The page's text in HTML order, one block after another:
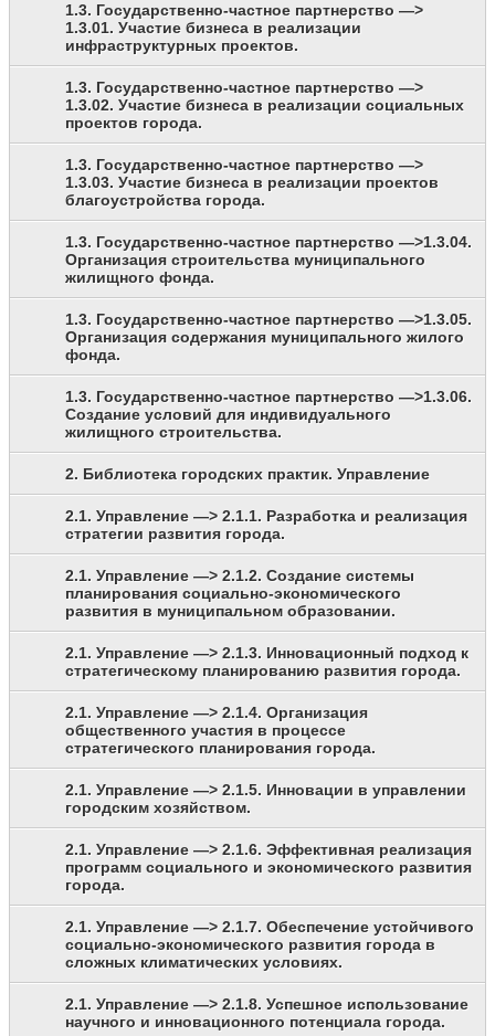
1.3. Государственно-частное партнерство —>
1.3.01. Участие бизнеса в реализации
инфраструктурных проектов.
1.3. Государственно-частное партнерство —>
1.3.02. Участие бизнеса в реализации социальных
проектов города.
1.3. Государственно-частное партнерство —>
1.3.03. Участие бизнеса в реализации проектов
благоустройства города.
1.3. Государственно-частное партнерство —>1.3.04.
Организация строительства муниципального
жилищного фонда.
1.3. Государственно-частное партнерство —>1.3.05.
Организация содержания муниципального жилого
фонда.
1.3. Государственно-частное партнерство —>1.3.06.
Создание условий для индивидуального
жилищного строительства.
2. Библиотека городских практик. Управление
2.1. Управление —> 2.1.1. Разработка и реализация
стратегии развития города.
2.1. Управление —> 2.1.2. Создание системы
планирования социально-экономического
развития в муниципальном образовании.
2.1. Управление —> 2.1.3. Инновационный подход к
стратегическому планированию развития города.
2.1. Управление —> 2.1.4. Организация
общественного участия в процессе
стратегического планирования города.
2.1. Управление —> 2.1.5. Инновации в управлении
городским хозяйством.
2.1. Управление —> 2.1.6. Эффективная реализация
программ социального и экономического развития
города.
2.1. Управление —> 2.1.7. Обеспечение устойчивого
социально-экономического развития города в
сложных климатических условиях.
2.1. Управление —> 2.1.8. Успешное использование
научного и инновационного потенциала города.